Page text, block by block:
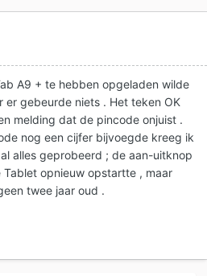
A9 + te hebben opgeladen wilde
er gebeurde niets . Het teken OK
melding dat de pincode onjuist .
nog een cijfer bijvoegde kreeg ik
alles geprobeerd ; de aan-uitknop
opnieuw opstartte , maar
twee jaar oud .